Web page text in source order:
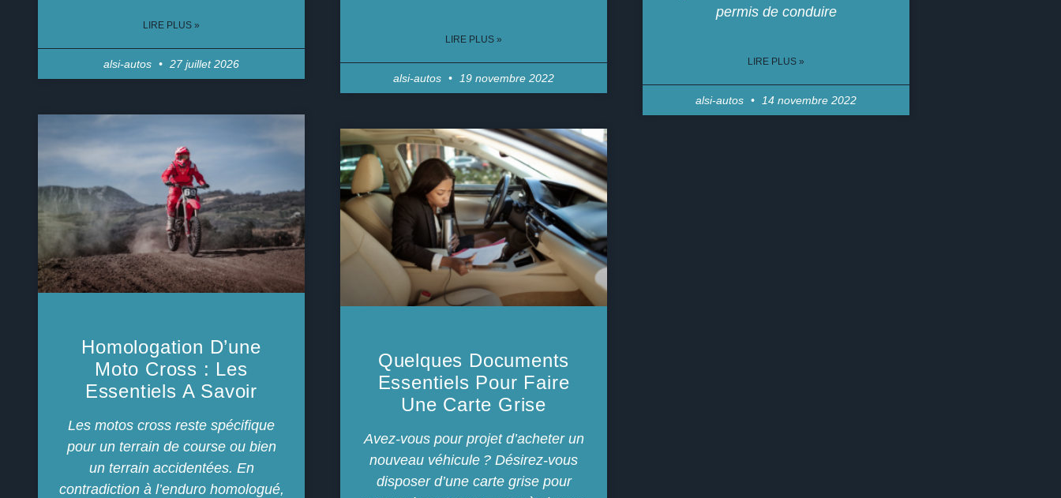
LIRE PLUS »
alsi-autos 27 juillet 2026
LIRE PLUS »
alsi-autos 19 novembre 2022
permis de conduire
LIRE PLUS »
alsi-autos 14 novembre 2022
Homologation D’une
Moto Cross : Les
Essentiels A Savoir
Les motos cross reste spécifique
pour un terrain de course ou bien
un terrain accidentées. En
contradiction à l’enduro homologué,
Quelques Documents
Essentiels Pour Faire
Une Carte Grise
Avez-vous pour projet d’acheter un
nouveau véhicule ? Désirez-vous
disposer d’une carte grise pour